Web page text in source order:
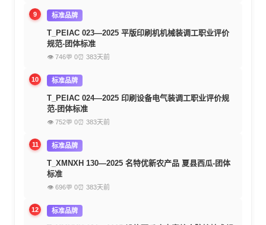
9 标准品牌
T_PEIAC 023—2025 平版印刷机机械装调工职业评价
规范-团体标准
👁 746💬 0⏰ 383天前
10 标准品牌
T_PEIAC 024—2025 印刷设备电气装调工职业评价规
范-团体标准
👁 752💬 0⏰ 383天前
11 标准品牌
T_XMNXH 130—2025 名特优新农产品 夏县西瓜-团体
标准
👁 696💬 0⏰ 383天前
12 标准品牌